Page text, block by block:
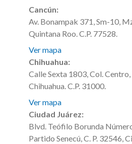
Cancún:
Av. Bonampak 371, Sm-10,
Quintana Roo. C.P. 77528.
Ver mapa
Chihuahua:
Calle Sexta 1803, Col. Centro,
Chihuahua. C.P. 31000.
Ver mapa
Ciudad Juárez:
Blvd. Teófilo Borunda
Partido Senecú, C. P. 32546,